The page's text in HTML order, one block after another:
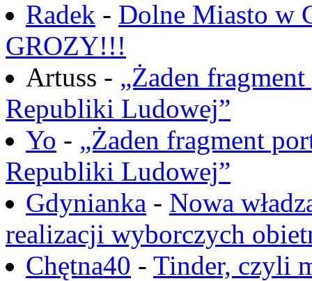
Radek - Dolne Miasto w
GROZY!!!
Artuss - „Żaden
Republiki Ludowej”
Yo - „Żaden fragment
Republiki Ludowej”
Gdynianka - Nowa
realizacji wyborczych
Chętna40 - Tinder, czyli